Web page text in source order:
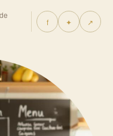
f ✦ ↗